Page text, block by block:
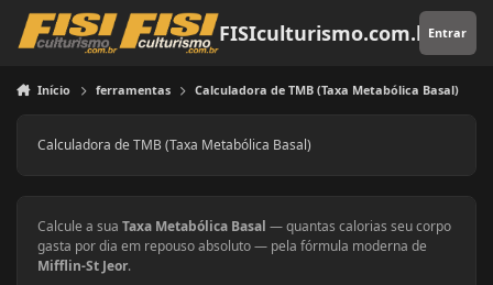
Pular para o conteúdo
FISIculturismo.com.brEntrar
Início ferramentas Calculadora de TMB (Taxa Metabólica Basal)
Calculadora de TMB (Taxa Metabólica Basal)
Calcule a sua Taxa Metabólica Basal — quantas calorias seu corpo
gasta por dia em repouso absoluto — pela fórmula moderna de
Mifflin-St Jeor.